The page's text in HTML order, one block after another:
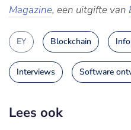
Magazine, een uitgifte van
EY Blockchain
Interviews Software
Lees ook